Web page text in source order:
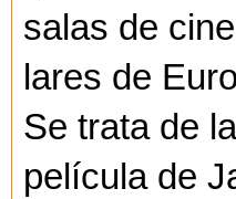
salas de
lares de
Se trata de
película de